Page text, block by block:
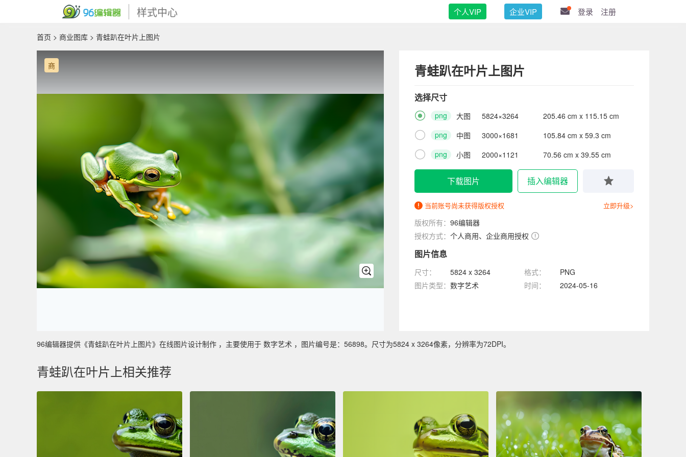
样式中心 个人VIP 企业VIP 登录 注册
首页 > 商业图库 > 青蛙趴在叶片上图片
商 青蛙趴在叶片上图片
选择尺寸
 png 大图 5824×3264 205.46 cm x 115.15 cm
 png 中图 3000×1681 105.84 cm x 59.3 cm
 png 小图 2000×1121 70.56 cm x 39.55 cm
下载图片 插入编辑器
当前账号尚未获得版权授权 立即升级>
版权所有： 96编辑器
授权方式： 个人商用、企业商用授权
图片信息
尺寸： 5824 x 3264 格式：
PNG
图片类型： 数字艺术 时间： 2024-05-16
96编辑器提供《青蛙趴在叶片上图片》在线图片设计制作 ，主要使用于 数字艺术 ，图片编号是：56898。尺寸为5824 x 3264像素，分辨率为72DPI。
青蛙趴在叶片上相关推荐